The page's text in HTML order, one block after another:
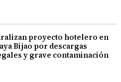
proyecto hotelero en
Bijao por descargas
y grave contaminación